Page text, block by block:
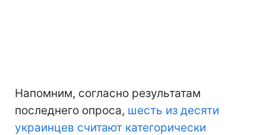
Напомним, согласно результатам
последнего опроса, шесть из десяти
украинцев считают категорически